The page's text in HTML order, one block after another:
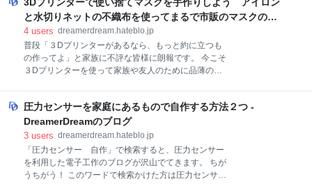
フィラメントは水分子と強く結びついてお
ありません）、 「一般的な家庭にある物だけ」を使っ
て、実際に電解次亜水を作ってみることにします。 ま
水素と塩素が発生します。 水素は燃焼、爆発します。
塩素は中毒症状を起こします。 室内で動作させる時に
は換気に気をつけましょう。 小さなお子様やペットの
ボトル、ストロー、アルミホイル、シャーペンの芯、
鉛筆(シャーペンの芯は折れやすいか
と水切りネットの不織布を使ってまるで市販のマスクのよ
うな使い捨てマスクを作る方法 - DreamerDreamのブログ
4 users dreamerdream.hateblo.jp
普段「３Dプリンターがあるなら、もっと約に立つも
の作ってよ」と家族に不評な皆様に朗報です。 今こそ
３Dプリンターを使って家族や友人のために品薄の使
は作成出来ると思います。記事内容を一度ご覧くださ
い。 ※この記事内の３Dデータや写真などはどなたで
も自由に使ってください。 ※３Dプリンターを持って
いる方はどんどんシェアして広めてほしいです。 今回
は布製などの「使い捨てないマスク」ではなく、「使
い捨てマスク」を３Dプリンターで出力したパーツを
圧力センサーを家庭にあるもので自作する方法２つ -
DreamerDreamのブログ
3 users dreamerdream.hateblo.jp
「圧力センサー 自作」で検索すると、圧力センサー
を利用した電子工作のブログが沢山でてきます。 ちが
うちがう！ このワードで検索かけた方は圧力センサー